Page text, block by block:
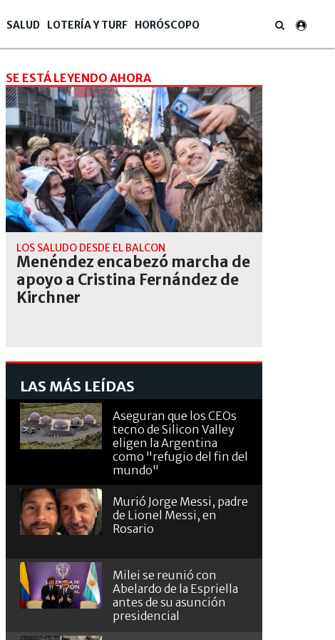
SALUD LOTERÍA Y TURF HORÓSCOPO
SE ESTÁ LEYENDO AHORA
LOS SALUDO DESDE EL BALCON
Menéndez encabezó marcha de
apoyo a Cristina Fernández de
Kirchner
LAS MÁS LEÍDAS
Aseguran que los CEOs
tecno de Silicon Valley
eligen la Argentina
como "refugio del fin del
mundo"
Murió Jorge Messi, padre
de Lionel Messi, en
Rosario
Milei se reunió con
Abelardo de la Espriella
antes de su asunción
presidencial